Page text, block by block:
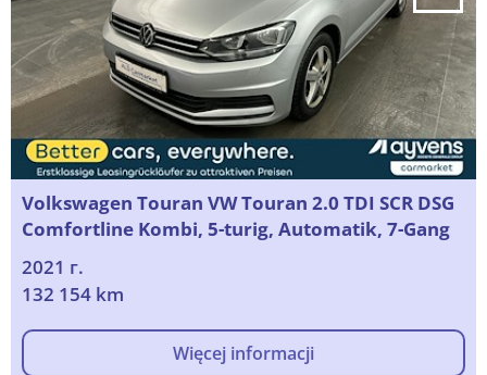
Volkswagen Touran VW Touran 2.0 TDI SCR DSG
Comfortline Kombi, 5-turig, Automatik, 7-Gang
2021 г.
132 154 km
Więcej informacji